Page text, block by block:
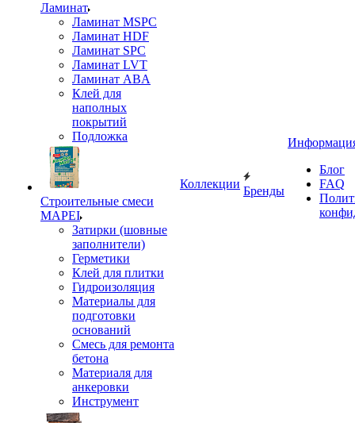
Ламинат
Ламинат MSPC
Ламинат HDF
Ламинат SPC
Ламинат LVT
Ламинат ABA
Клей для
наполных
покрытий
Подложка
Строительные смеси
MAPEI
Затирки (шовные
заполнители)
Герметики
Клей для плитки
Гидроизоляция
Материалы для
подготовки
оснований
Смесь для ремонта
бетона
Материаля для
анкеровки
Инструмент
Коллекции
Бренды
Блог
FAQ